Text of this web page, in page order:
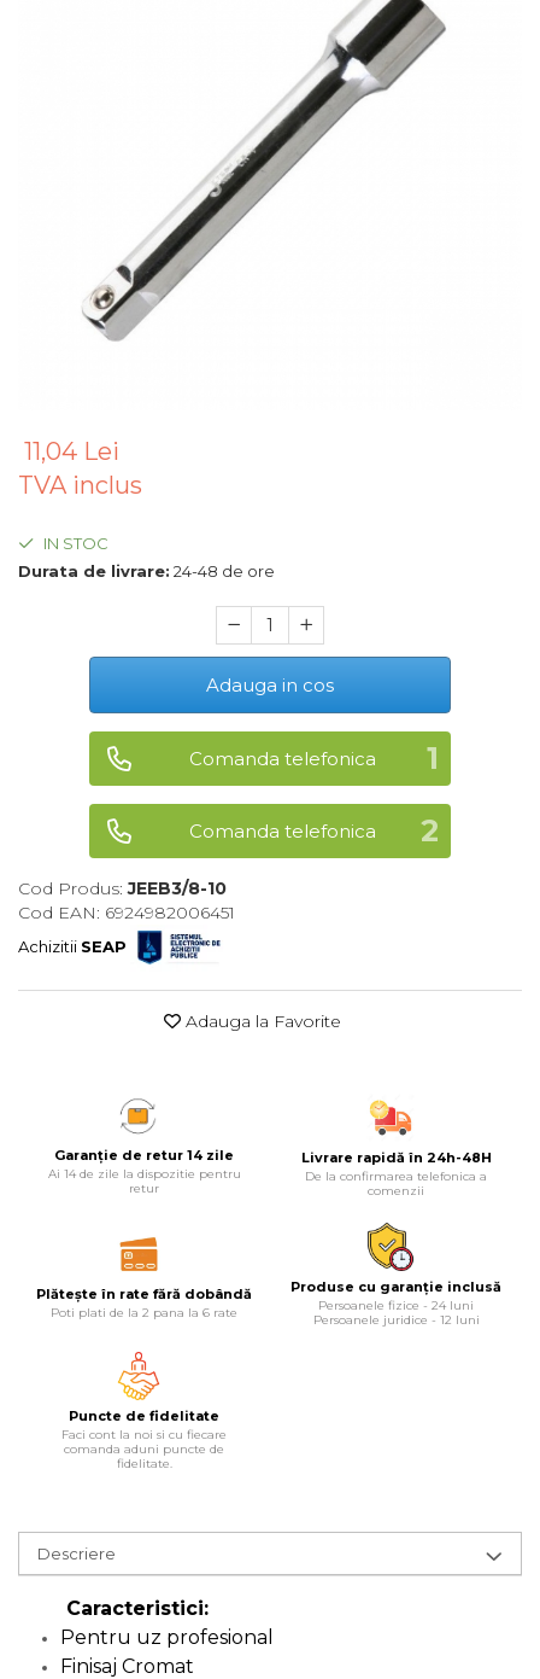
Accesorii Baie
Accesorii Telefoane
Casti Audio
Accesorii Laptop & PC
Chinga & Suport Mobila
imbracaminte si incaltaminte
Maturi, Mopuri, Galeti &
Cantare
Rafturi
Baterii & Acumulatori
Baterii AAA
Baterii AA
Corpuri de Iluminat
Echipamente Pentru Service-uri
Auto
Manometru
Antifurt Bicicleta
Densimetru
Accesorii Auto
Tester Baterie Auto
Cheie Roti
Cheie Bujii
Cheie Filtru Ulei
Capre & Suporti Auto
11,04 Lei
TVA inclus
IN STOC
Durata de livrare: 24-48 de ore
Adauga in cos
Comanda telefonica
Comanda telefonica
Cod Produs: JEEB3/8-10
Cod EAN: 6924982006451
Achizitii SEAP
Adauga la Favorite
Garanție de retur 14 zile
Ai 14 de zile la dispozitie pentru
retur
Livrare rapidă în 24h-48H
De la confirmarea telefonica a
comenzii
Plătește în rate fără dobândă
Poti plati de la 2 pana la 6 rate
Produse cu garanție inclusă
Persoanele fizice - 24 luni
Persoanele juridice - 12 luni
Puncte de fidelitate
Faci cont la noi si cu fiecare
comanda aduni puncte de
fidelitate.
Descriere
Caracteristici:
Pentru uz profesional
Finisaj Cromat